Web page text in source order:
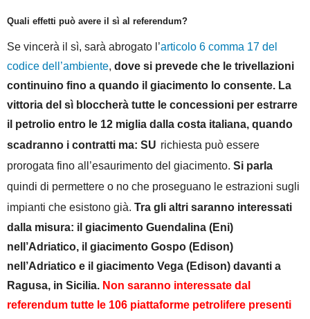
Quali effetti può avere il sì al referendum?
Se vincerà il sì, sarà abrogato l’articolo 6 comma 17 del
codice dell’ambiente, dove si prevede che le trivellazioni
continuino fino a quando il giacimento lo consente. La
vittoria del sì bloccherà tutte le concessioni per estrarre
il petrolio entro le 12 miglia dalla costa italiana, quando
scadranno i contratti ma: SU richiesta può essere
prorogata fino all’esaurimento del giacimento. Si parla
quindi di permettere o no che proseguano le estrazioni sugli
impianti che esistono già. Tra gli altri saranno interessati
dalla misura: il giacimento Guendalina (Eni)
nell’Adriatico, il giacimento Gospo (Edison)
nell’Adriatico e il giacimento Vega (Edison) davanti a
Ragusa, in Sicilia. Non saranno interessate dal
referendum tutte le 106 piattaforme petrolifere presenti